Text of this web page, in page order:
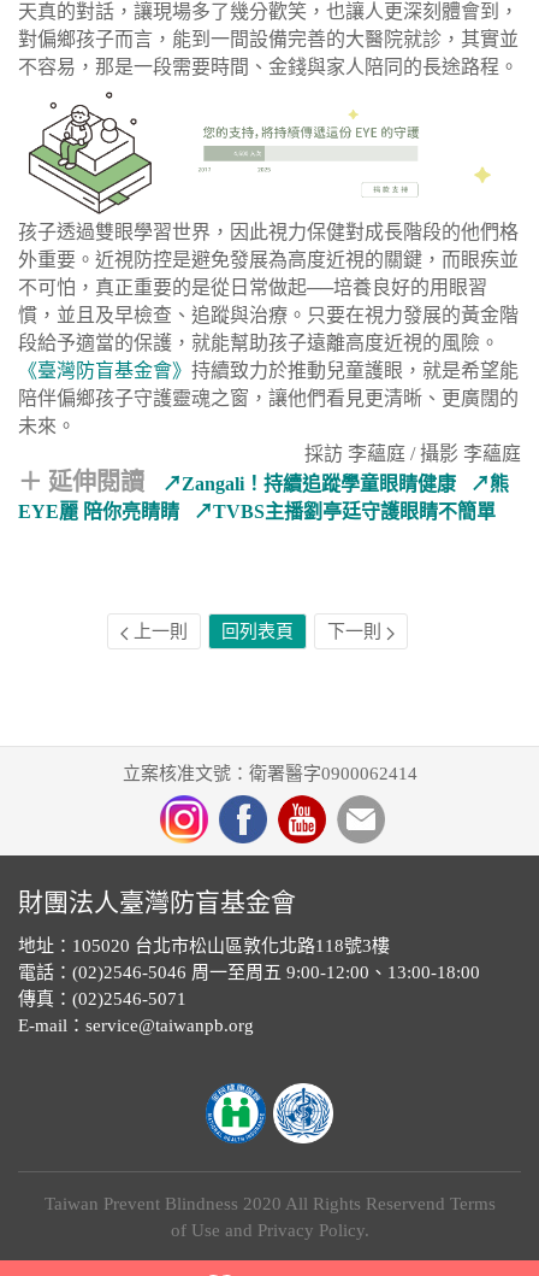
天真的對話，讓現場多了幾分歡笑，也讓人更深刻體會到，
對偏鄉孩子而言，能到一間設備完善的大醫院就診，其實並
不容易，那是一段需要時間、金錢與家人陪同的長途路程。
孩子透過雙眼學習世界，因此視力保健對成長階段的他們格
外重要。近視防控是避免發展為高度近視的關鍵，而眼疾並
不可怕，真正重要的是從日常做起──培養良好的用眼習
慣，並且及早檢查、追蹤與治療。只要在視力發展的黃金階
段給予適當的保護，就能幫助孩子遠離高度近視的風險。
《臺灣防盲基金會》 持續致力於推動兒童護眼，就是希望能
陪伴偏鄉孩子守護靈魂之窗，讓他們看見更清晰、更廣闊的
未來。
採訪 李蘊庭 / 攝影 李蘊庭
＋ 延伸閱讀 ↗Zangali！持續追蹤學童眼睛健康 ↗熊
EYE麗 陪你亮睛睛
↗TVBS主播劉亭廷守護眼睛不簡單
上一則 回列表頁 下一則
立案核准文號：衛署醫字0900062414
財團法人臺灣防盲基金會
地址：105020 台北市松山區敦化北路118號3樓
電話：(02)2546-5046 周一至周五 9:00-12:00、13:00-18:00
傳真：(02)2546-5071
E-mail：service@taiwanpb.org
Taiwan Prevent Blindness 2020 All Rights Reservend Terms
of Use and Privacy Policy.